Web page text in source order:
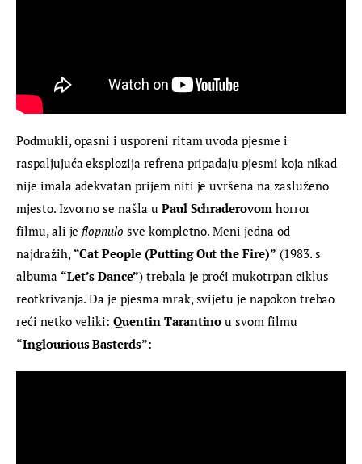
Podmukli, opasni i usporeni ritam uvoda pjesme i
raspaljujuća eksplozija refrena pripadaju pjesmi koja nikad
nije imala adekvatan prijem niti je uvršena na zasluženo
mjesto. Izvorno se našla u Paul Schraderovom horror
filmu, ali je flopnulo sve kompletno. Meni jedna od
najdražih, “Cat People (Putting Out the Fire)” (1983. s
albuma “Let’s Dance”) trebala je proći mukotrpan ciklus
reotkrivanja. Da je pjesma mrak, svijetu je napokon trebao
reći netko veliki: Quentin Tarantino u svom filmu
“Inglourious Basterds”: